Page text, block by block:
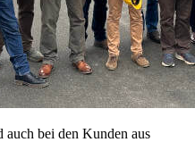
bei den Kunden aus